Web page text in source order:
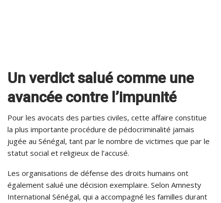
Un verdict salué comme une
avancée contre l’impunité
Pour les avocats des parties civiles, cette affaire constitue
la plus importante procédure de pédocriminalité jamais
jugée au Sénégal, tant par le nombre de victimes que par le
statut social et religieux de l’accusé.
Les organisations de défense des droits humains ont
également salué une décision exemplaire. Selon Amnesty
International Sénégal, qui a accompagné les familles durant